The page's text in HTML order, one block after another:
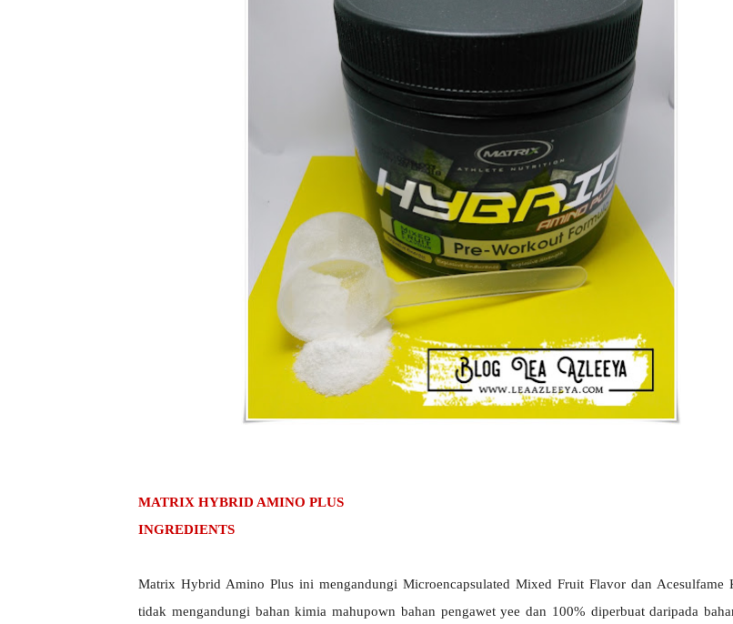
MATRIX HYBRID AMINO PLUS
INGREDIENTS
Matrix Hybrid Amino Plus ini mengandungi Microencapsulated Mixed Fruit Flavor dan Acesulfame
tidak mengandungi bahan kimia mahupown bahan pengawet yee dan 100% diperbuat daripada